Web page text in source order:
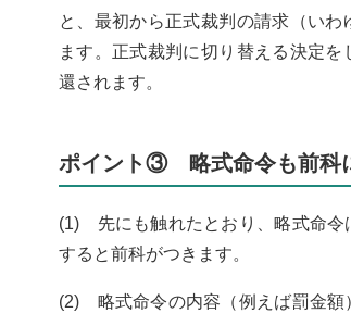
と、最初から正式裁判の請求（い
ます。正式裁判に切り替える決定
還されます。
ポイント③ 略式命令も前科
(1) 先にも触れたとおり、略式命令
すると前科がつきます。
(2) 略式命令の内容（例えば罰金額